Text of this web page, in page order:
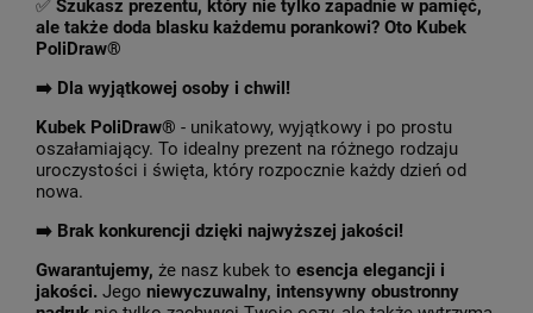
✅ Szukasz prezentu, który nie tylko zapadnie w pamięć,
ale także doda blasku każdemu porankowi? Oto Kubek
PoliDraw®
➡️ Dla wyjątkowej osoby i chwil!
Kubek PoliDraw® - unikatowy, wyjątkowy i po prostu
oszałamiający. To idealny prezent na różnego rodzaju
uroczystości i święta, który rozpocznie każdy dzień od
nowa.
➡️ Brak konkurencji dzięki najwyższej jakości!
Gwarantujemy, że nasz kubek to esencja elegancji i
jakości. Jego niewyczuwalny, intensywny obustronny